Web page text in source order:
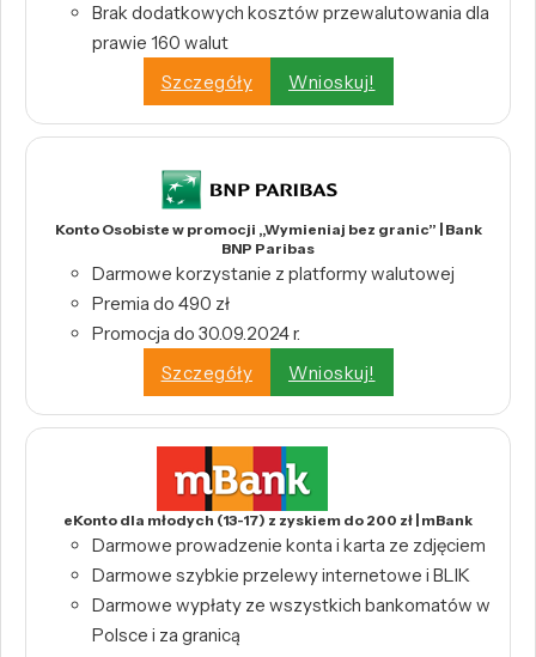
Brak dodatkowych kosztów przewalutowania dla
prawie 160 walut
Szczegóły
Wnioskuj!
Konto Osobiste w promocji „Wymieniaj bez granic” | Bank
BNP Paribas
Darmowe korzystanie z platformy walutowej
Premia do 490 zł
Promocja do 30.09.2024 r.
Szczegóły
Wnioskuj!
eKonto dla młodych (13-17) z zyskiem do 200 zł | mBank
Darmowe prowadzenie konta i karta ze zdjęciem
Darmowe szybkie przelewy internetowe i BLIK
Darmowe wypłaty ze wszystkich bankomatów w
Polsce i za granicą